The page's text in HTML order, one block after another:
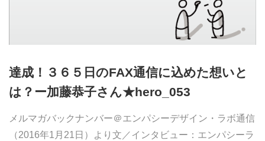
達成！３６５日のFAX通信に込めた想いと
は？ー加藤恭子さん★hero_053
メルマガバックナンバー＠エンパシーデザイン・ラボ通信
（2016年1月21日）より文／インタビュー：エンパシーラ